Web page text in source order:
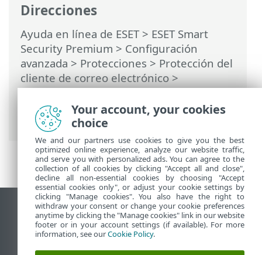
Direcciones
Ayuda en línea de ESET> ESET Smart
Security Premium > Configuración
avanzada > Protecciones > Protección del
cliente de correo electrónico>
Administración de listas de direcciones>
Listas de direcciones> Agregar/Modificar
dirección
Ver sitio para ordenador
End of Life
Base de conocimiento de ESET
Your account, your cookies
choice
We and our partners use cookies to give you the best
optimized online experience, analyze our website traffic,
and serve you with personalized ads. You can agree to the
collection of all cookies by clicking "Accept all and close",
decline all non-essential cookies by choosing "Accept
essential cookies only", or adjust your cookie settings by
clicking "Manage cookies". You also have the right to
withdraw your consent or change your cookie preferences
anytime by clicking the "Manage cookies" link in our website
footer or in your account settings (if available). For more
information, see ourCookie Policy.